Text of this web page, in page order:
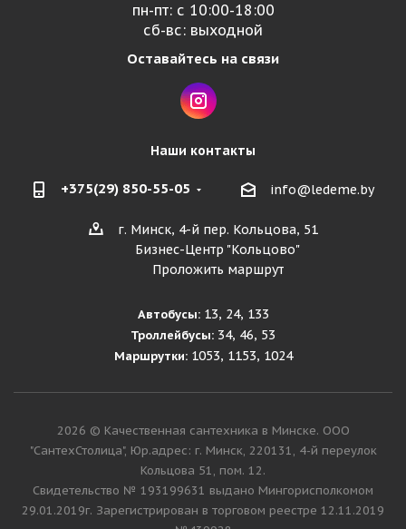
пн-пт: с 10:00-18:00
сб-вс: выходной
Оставайтесь на связи
Наши контакты
+375(29) 850-55-05 info@ledeme.by
г. Минск, 4-й пер. Кольцова, 51
Бизнес-Центр "Кольцово"
Проложить маршрут
Автобусы:13, 24, 133
Троллейбусы: 34, 46, 53
Маршрутки:1053, 1153, 1024
2026 © Качественная сантехника в Минске. ООО
"СантехСтолица", Юр.адрес: г. Минск, 220131, 4-й переулок
Кольцова 51, пом. 12.
Cвидетельство № 193199631 выдано Мингорисполкомом
29.01.2019г. Зарегистрирован в торговом реестре 12.11.2019